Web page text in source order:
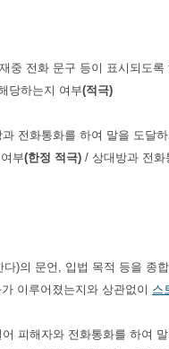
중 전화 문구 등이 표시되도
당하는지 여부(적극)
전화통화를 하여 말을 도
부(한정 적극) / 상대방과 전화
다)의 문언, 입법 목적 등을
이루어졌는지와 상관없이 스
피해자와 전화통화를 하여